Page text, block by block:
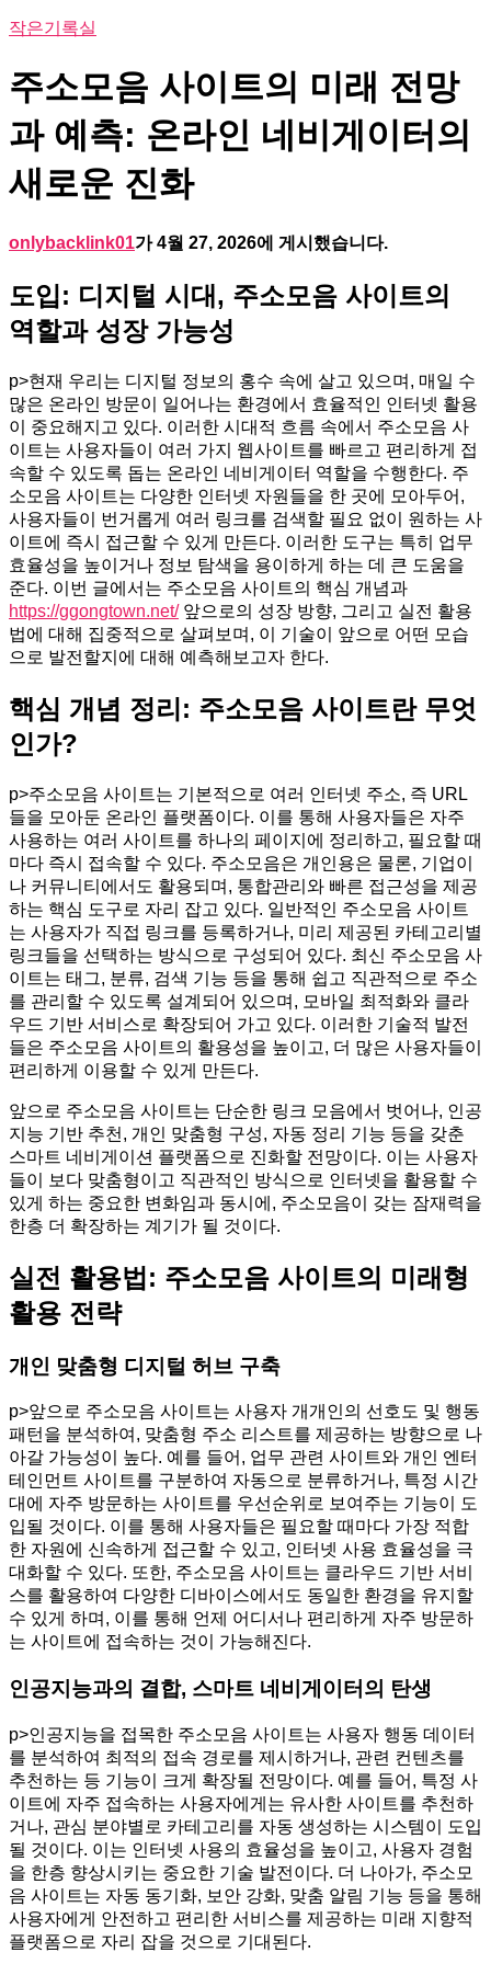
작은기록실
주소모음 사이트의 미래 전망
과 예측: 온라인 네비게이터의
새로운 진화
onlybacklink01가4월 27, 2026에 게시했습니다.
도입: 디지털 시대, 주소모음 사이트의
역할과 성장 가능성
p>현재 우리는 디지털 정보의 홍수 속에 살고 있으며, 매일 수
많은 온라인 방문이 일어나는 환경에서 효율적인 인터넷 활용
이 중요해지고 있다. 이러한 시대적 흐름 속에서 주소모음 사
이트는 사용자들이 여러 가지 웹사이트를 빠르고 편리하게 접
속할 수 있도록 돕는 온라인 네비게이터 역할을 수행한다. 주
소모음 사이트는 다양한 인터넷 자원들을 한 곳에 모아두어,
사용자들이 번거롭게 여러 링크를 검색할 필요 없이 원하는 사
이트에 즉시 접근할 수 있게 만든다. 이러한 도구는 특히 업무
효율성을 높이거나 정보 탐색을 용이하게 하는 데 큰 도움을
준다. 이번 글에서는 주소모음 사이트의 핵심 개념과
https://ggongtown.net/앞으로의 성장 방향, 그리고 실전 활용
법에 대해 집중적으로 살펴보며, 이 기술이 앞으로 어떤 모습
으로 발전할지에 대해 예측해보고자 한다.
핵심 개념 정리: 주소모음 사이트란 무엇
인가?
p>주소모음 사이트는 기본적으로 여러 인터넷 주소, 즉 URL
들을 모아둔 온라인 플랫폼이다. 이를 통해 사용자들은 자주
사용하는 여러 사이트를 하나의 페이지에 정리하고, 필요할 때
마다 즉시 접속할 수 있다. 주소모음은 개인용은 물론, 기업이
나 커뮤니티에서도 활용되며, 통합관리와 빠른 접근성을 제공
하는 핵심 도구로 자리 잡고 있다. 일반적인 주소모음 사이트
는 사용자가 직접 링크를 등록하거나, 미리 제공된 카테고리별
링크들을 선택하는 방식으로 구성되어 있다. 최신 주소모음 사
이트는 태그, 분류, 검색 기능 등을 통해 쉽고 직관적으로 주소
를 관리할 수 있도록 설계되어 있으며, 모바일 최적화와 클라
우드 기반 서비스로 확장되어 가고 있다. 이러한 기술적 발전
들은 주소모음 사이트의 활용성을 높이고, 더 많은 사용자들이
편리하게 이용할 수 있게 만든다.
앞으로 주소모음 사이트는 단순한 링크 모음에서 벗어나, 인공
지능 기반 추천, 개인 맞춤형 구성, 자동 정리 기능 등을 갖춘
스마트 네비게이션 플랫폼으로 진화할 전망이다. 이는 사용자
들이 보다 맞춤형이고 직관적인 방식으로 인터넷을 활용할 수
있게 하는 중요한 변화임과 동시에, 주소모음이 갖는 잠재력을
한층 더 확장하는 계기가 될 것이다.
실전 활용법: 주소모음 사이트의 미래형
활용 전략
개인 맞춤형 디지털 허브 구축
p>앞으로 주소모음 사이트는 사용자 개개인의 선호도 및 행동
패턴을 분석하여, 맞춤형 주소 리스트를 제공하는 방향으로 나
아갈 가능성이 높다. 예를 들어, 업무 관련 사이트와 개인 엔터
테인먼트 사이트를 구분하여 자동으로 분류하거나, 특정 시간
대에 자주 방문하는 사이트를 우선순위로 보여주는 기능이 도
입될 것이다. 이를 통해 사용자들은 필요할 때마다 가장 적합
한 자원에 신속하게 접근할 수 있고, 인터넷 사용 효율성을 극
대화할 수 있다. 또한, 주소모음 사이트는 클라우드 기반 서비
스를 활용하여 다양한 디바이스에서도 동일한 환경을 유지할
수 있게 하며, 이를 통해 언제 어디서나 편리하게 자주 방문하
는 사이트에 접속하는 것이 가능해진다.
인공지능과의 결합, 스마트 네비게이터의 탄생
p>인공지능을 접목한 주소모음 사이트는 사용자 행동 데이터
를 분석하여 최적의 접속 경로를 제시하거나, 관련 컨텐츠를
추천하는 등 기능이 크게 확장될 전망이다. 예를 들어, 특정 사
이트에 자주 접속하는 사용자에게는 유사한 사이트를 추천하
거나, 관심 분야별로 카테고리를 자동 생성하는 시스템이 도입
될 것이다. 이는 인터넷 사용의 효율성을 높이고, 사용자 경험
을 한층 향상시키는 중요한 기술 발전이다. 더 나아가, 주소모
음 사이트는 자동 동기화, 보안 강화, 맞춤 알림 기능 등을 통해
사용자에게 안전하고 편리한 서비스를 제공하는 미래 지향적
플랫폼으로 자리 잡을 것으로 기대된다.